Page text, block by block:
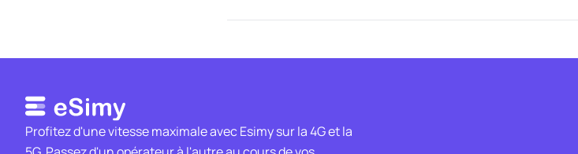
Profitez d'une vitesse maximale avec Esimy sur la 4G et la